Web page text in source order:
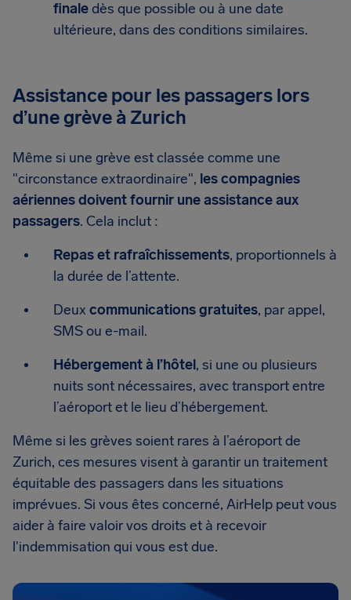
finaledès que possible ou à une date
ultérieure, dans des conditions similaires.
Assistance pour les passagers lors
d’une grève à Zurich
Même si une grève est classée comme une
"circonstance extraordinaire", les compagnies
aériennes doivent fournir une assistance aux
passagers. Cela inclut :
Repas et rafraîchissements, proportionnels à
la durée de l’attente.
Deux communications gratuites, par appel,
SMS ou e-mail.
Hébergement à l’hôtel, si une ou plusieurs
nuits sont nécessaires, avec transport entre
l’aéroport et le lieu d’hébergement.
Même si les grèves soient rares à l’aéroport de
Zurich, ces mesures visent à garantir un traitement
équitable des passagers dans les situations
imprévues. Si vous êtes concerné, AirHelp peut vous
aider à faire valoir vos droits et à recevoir
l'indemmisation qui vous est due.